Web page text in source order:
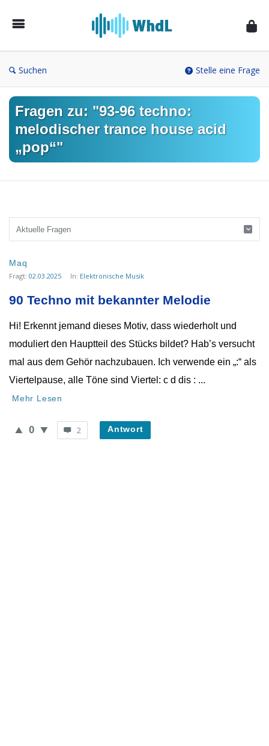
von
Suchen Stelle eine Frage
Fragen zu: "93-96 techno:
melodischer trance house acid
„pop“"
Musikforum
von
WieheisstdasLied.de
Fragen
Maq
Fragt: 02.03.2025 In: Elektronische Musik
90 Techno mit bekannter Melodie
Hi! Erkennt jemand dieses Motiv, dass wiederholt und
moduliert den Hauptteil des Stücks bildet? Hab’s versucht
mal aus dem Gehör nachzubauen. Ich verwende ein „:“ als
Viertelpause, alle Töne sind Viertel: c d dis : ...
Mehr Lesen
0 2 Antwort